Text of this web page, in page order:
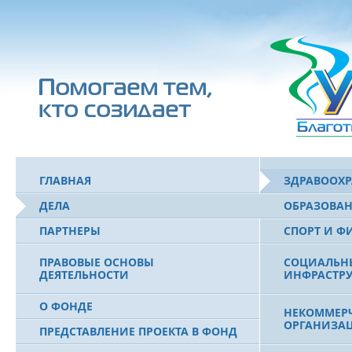
ГЛАВНАЯ
ДЕЛА
ПАРТНЕРЫ
ПРАВОВЫЕ ОСНОВЫ
ДЕЯТЕЛЬНОСТИ
О ФОНДЕ
ПРЕДСТАВЛЕНИЕ ПРОЕКТА В ФОНД
СПОРТ И